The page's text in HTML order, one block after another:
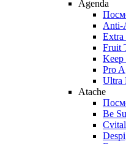
Agenda
Extra
Fruit
Keep
Pro
Ultra
Atache
Be
Cvital